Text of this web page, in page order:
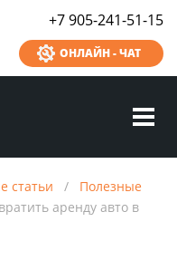
+7 905-241-51-15
ОНЛАЙН - ЧАТ
статьи / Полезные
аренду авто в